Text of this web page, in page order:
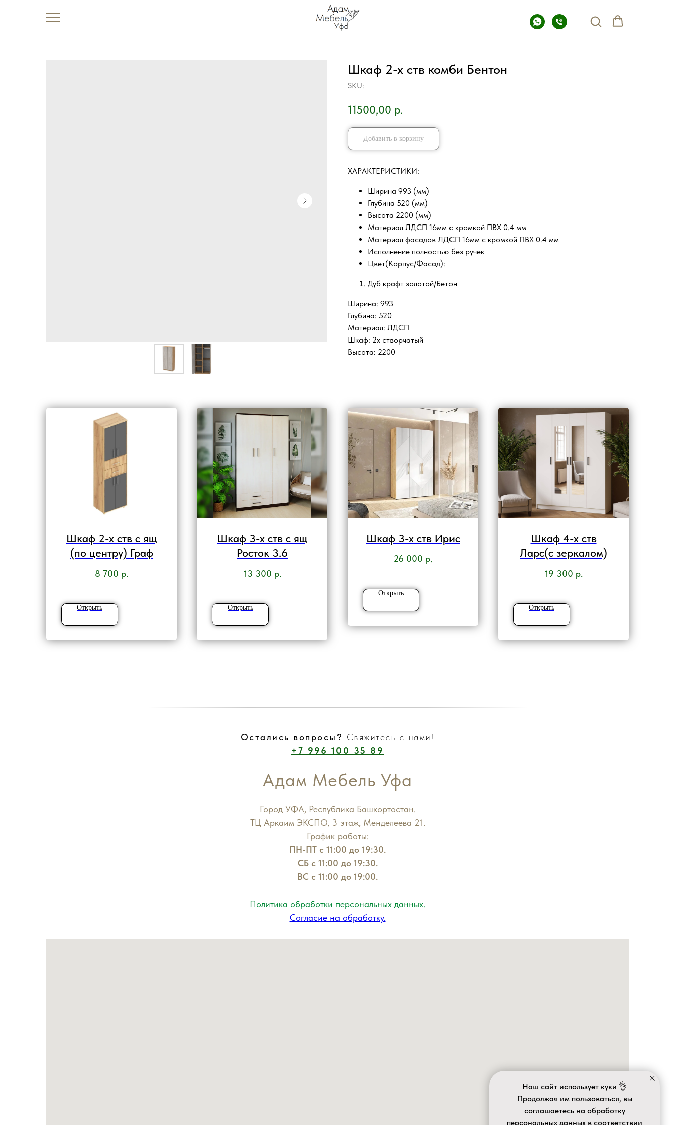
Шкаф 2-х ств комби Бентон
SKU:
11500,00 р.
Добавить в корзину
ХAРAKТEPИCТИKИ:
Ширина 993 (мм)
Глубина 520 (мм)
Высота 2200 (мм)
Материал ЛДСП 16мм с кромкой ПВХ 0.4 мм
Материал фасадов ЛДСП 16мм с кромкой ПВХ 0.4 мм
Исполнение полностью без ручек
Цвет(Корпус/Фасад):
Дуб крафт золотой/Бетон
Ширина: 993
Глубина: 520
Материал: ЛДСП
Шкаф: 2х створчатый
Высота: 2200
Шкаф 2-х ств с ящ
(по центру) Граф
8 700 р.
Открыть
Шкаф 3-х ств с ящ
Росток 3.6
13 300 р.
Открыть
Шкаф 3-х ств Ирис
26 000 р.
Открыть
Шкаф 4-х ств
Ларс(с зеркалом)
19 300 р.
Открыть
Остались вопросы? Свяжитесь с нами!
+7 996 100 35 89
Адам Мебель Уфа
Город УФА, Республика Башкортостан.
ТЦ Аркаим ЭКСПО, 3 этаж, Менделеева 21.
График работы:
ПН-ПТ с 11:00 до 19:30.
СБ с 11:00 до 19:30.
ВС с 11:00 до 19:00.
Политика обработки персональных данных.
Согласие на обработку.
Наш сайт использует куки 👌
Продолжая им пользоваться, вы
соглашаетесь на обработку
персональных данных в соответствии